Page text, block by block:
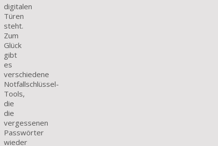
digitalen
Türen
steht.
Zum
Glück
gibt
es
verschiedene
Notfallschlüssel-
Tools,
die
die
vergessenen
Passwörter
wieder